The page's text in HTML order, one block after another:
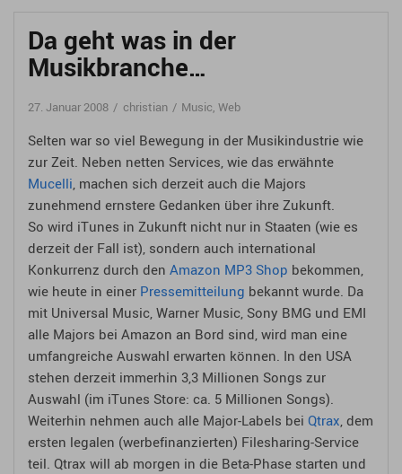
Da geht was in der
Musikbranche…
27. Januar 2008 christian Music, Web
Selten war so viel Bewegung in der Musikindustrie wie
zur Zeit. Neben netten Services, wie das erwähnte
Mucelli, machen sich derzeit auch die Majors
zunehmend ernstere Gedanken über ihre Zukunft.
So wird iTunes in Zukunft nicht nur in Staaten (wie es
derzeit der Fall ist), sondern auch international
Konkurrenz durch den Amazon MP3 Shop bekommen,
wie heute in einer Pressemitteilung bekannt wurde. Da
mit Universal Music, Warner Music, Sony BMG und EMI
alle Majors bei Amazon an Bord sind, wird man eine
umfangreiche Auswahl erwarten können. In den USA
stehen derzeit immerhin 3,3 Millionen Songs zur
Auswahl (im iTunes Store: ca. 5 Millionen Songs).
Weiterhin nehmen auch alle Major-Labels bei Qtrax, dem
ersten legalen (werbefinanzierten) Filesharing-Service
teil. Qtrax will ab morgen in die Beta-Phase starten und